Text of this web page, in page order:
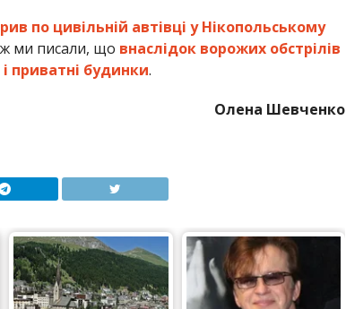
по цивільній автівці у Нікопольському
ми писали, що внаслідок ворожих обстрілів
приватні будинки.
Олена Шевченко